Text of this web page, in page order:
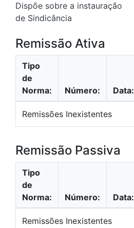
Dispõe sobre a instauração
de Sindicância
Remissão Ativa
Tipo
de
Norma:
Número: Data:
Remissões Inexistentes
Remissão Passiva
Tipo
de
Norma:
Número: Data:
Remissões Inexistentes